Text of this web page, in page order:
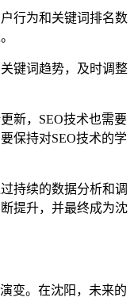
行为和关键词排名数
键词趋势，及时调整
新，SEO技术也需要
保持对SEO技术的学
持续的数据分析和调
提升，并最终成为沈
变。在沈阳，未来的